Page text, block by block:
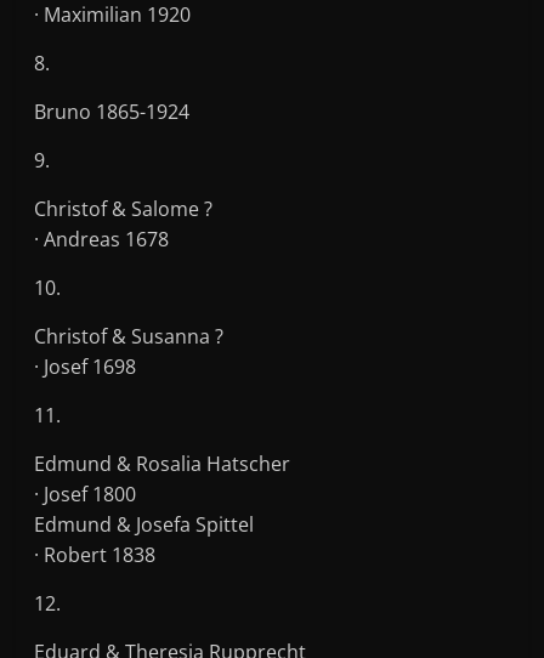
· Maximilian 1920
8.
Bruno 1865-1924
9.
Christof & Salome ?
· Andreas 1678
10.
Christof & Susanna ?
· Josef 1698
11.
Edmund & Rosalia Hatscher
· Josef 1800
Edmund & Josefa Spittel
· Robert 1838
12.
Eduard & Theresia Rupprecht